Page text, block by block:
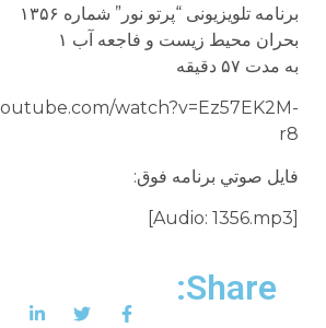
برنامه تلويزيونى “پرتو نور” شماره ۱۳۵۶
بحران محيط زيست و فاجعه آب ۱
به مدت ۵۷ دقيقه
watch?v=Ez57EK2M-
r8
فايل صوتي برنامه فوق:
Share: